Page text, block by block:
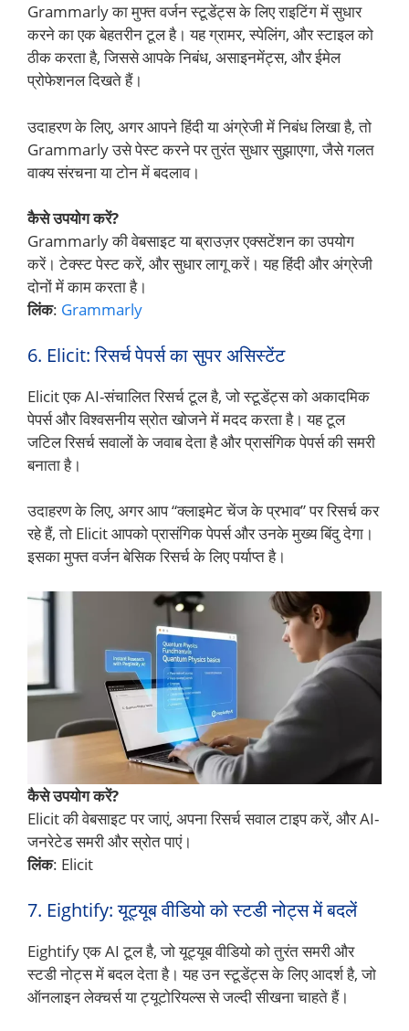
Grammarly का मुफ्त वर्जन स्टूडेंट्स के लिए राइटिंग में सुधार
करने का एक बेहतरीन टूल है। यह ग्रामर, स्पेलिंग, और स्टाइल को
ठीक करता है, जिससे आपके निबंध, असाइनमेंट्स, और ईमेल
प्रोफेशनल दिखते हैं।
उदाहरण के लिए, अगर आपने हिंदी या अंग्रेजी में निबंध लिखा है, तो
Grammarly उसे पेस्ट करने पर तुरंत सुधार सुझाएगा, जैसे गलत
वाक्य संरचना या टोन में बदलाव।
कैसे उपयोग करें?
Grammarly की वेबसाइट या ब्राउज़र एक्सटेंशन का उपयोग
करें। टेक्स्ट पेस्ट करें, और सुधार लागू करें। यह हिंदी और अंग्रेजी
दोनों में काम करता है।
लिंक: Grammarly
6. Elicit: रिसर्च पेपर्स का सुपर असिस्टेंट
Elicit एक AI-संचालित रिसर्च टूल है, जो स्टूडेंट्स को अकादमिक
पेपर्स और विश्वसनीय स्रोत खोजने में मदद करता है। यह टूल
जटिल रिसर्च सवालों के जवाब देता है और प्रासंगिक पेपर्स की समरी
बनाता है।
उदाहरण के लिए, अगर आप “क्लाइमेट चेंज के प्रभाव” पर रिसर्च कर
रहे हैं, तो Elicit आपको प्रासंगिक पेपर्स और उनके मुख्य बिंदु देगा।
इसका मुफ्त वर्जन बेसिक रिसर्च के लिए पर्याप्त है।
कैसे उपयोग करें?
Elicit की वेबसाइट पर जाएं, अपना रिसर्च सवाल टाइप करें, और AI-
जनरेटेड समरी और स्रोत पाएं।
लिंक: Elicit
7. Eightify: यूट्यूब वीडियो को स्टडी नोट्स में बदलें
Eightify एक AI टूल है, जो यूट्यूब वीडियो को तुरंत समरी और
स्टडी नोट्स में बदल देता है। यह उन स्टूडेंट्स के लिए आदर्श है, जो
ऑनलाइन लेक्चर्स या ट्यूटोरियल्स से जल्दी सीखना चाहते हैं।